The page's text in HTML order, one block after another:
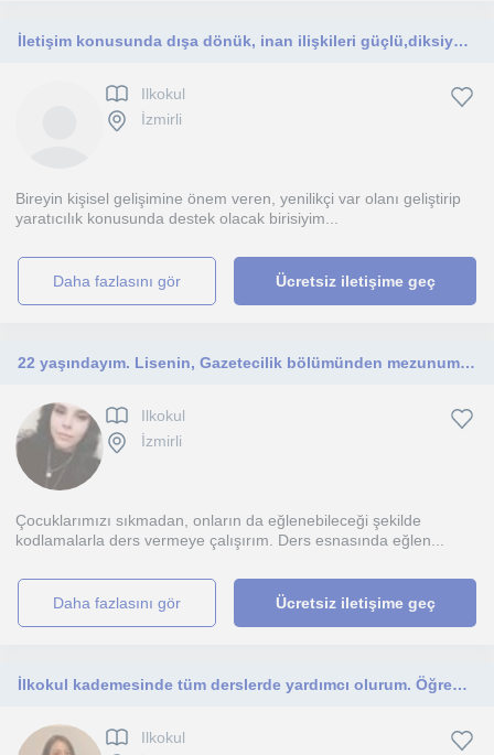
İletişim konusunda dışa dönük, inan ilişkileri güçlü,diksiyonu güzel,dinamik genç güler yüzlü
Ilkokul
İzmirli
Bireyin kişisel gelişimine önem veren, yenilikçi var olanı geliştirip
yaratıcılık konusunda destek olacak birisiyim...
daha fazlasını gör Ücretsiz iletişime geç
22 yaşındayım. Lisenin, Gazetecilik bölümünden mezunum. Fotoğrafçılık eğitimi aldım.
Ilkokul
İzmirli
Çocuklarımızı sıkmadan, onların da eğlenebileceği şekilde
kodlamalarla ders vermeye çalışırım. Ders esnasında eğlen...
daha fazlasını gör Ücretsiz iletişime geç
İlkokul kademesinde tüm derslerde yardımcı olurum. Öğrencilerimin bireysel farklılıklarını dikkate alarak özel olarak ilgilenirim.
Ilkokul